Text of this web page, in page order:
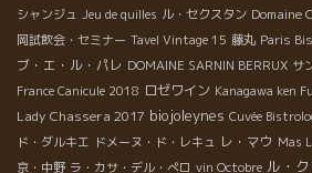
シャンジュ Jeu de quilles ル・セクスタン Domaine
岡試飲会・セミナー Tavel Vintage 15 藤丸 Paris
ブ・エ・ル・パレ DOMAINE SARNIN BERRUX サ
France Canicule 2018 ロゼワイン Kanagawa ken
Lady Chassera 2017 biojoleynes Cuvée
ド・ダルキエ ドメーヌ・ド・レキュ レ・マウ Mas
京・中野 ラ・カサ・デル・ぺロ vin Octobre ル・